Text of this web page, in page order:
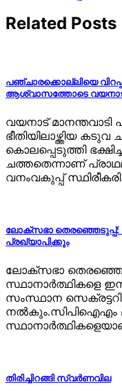
Related Posts
പഞ്ചാരക്കൊല്ലിയെ
ആശ്വാസത്തോടെ
വയനാട്
ഭീതിയിലാഴ്ത്തിയ
കൊലപ്പെടുത്തി
ചത്തതെന്നാണ്
വനംവകുപ്പ്
ലോക്‌സഭാ തെരഞ്ഞെടുപ്പ്:
പ്രഖ്യാപിക്കും
ലോക്‌സഭാ
സ്ഥാനാർത്ഥികളെ
സംസ്ഥാന
നൽകും.സിപിഐഎം
തിരിച്ചിറങ്ങി സ്വർണവില